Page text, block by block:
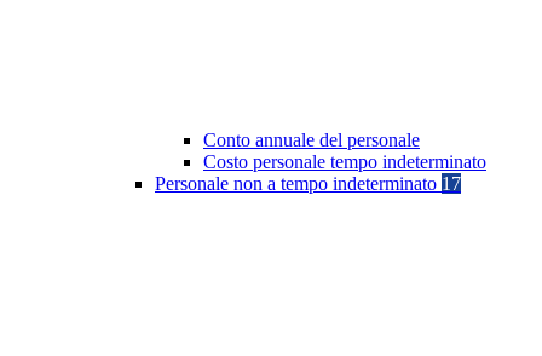
Conto annuale del personale
Costo personale tempo indeterminato
Personale non a tempo indeterminato 17